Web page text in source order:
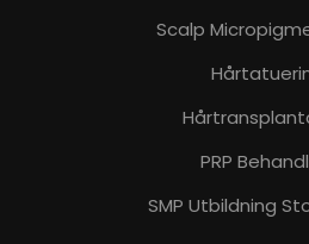
Scalp
PRP
SMP Utbildning